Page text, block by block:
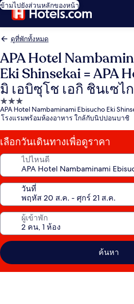
ข้ามไปยังส่วนหลักของหน้า
ดูที่พักทั้งหมด
APA Hotel
Eki Shinsekai = APA
มิ เอบิซุโช เอกิ ชินเซไก
ที่พัก
3.0
APA Hotel Nambaminami Ebisucho Eki
โรงแรมพร้อมห้องอาหาร ใกล้กับนิปปอนบาชิ
เลือกวันเดินทางเพื่อดูราคา
ไปไหนดี
วันที่
ผู้เข้าพัก
ค้นหา